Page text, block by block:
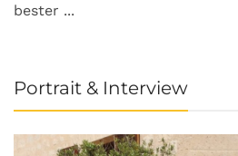
bester ...
Portrait & Interview